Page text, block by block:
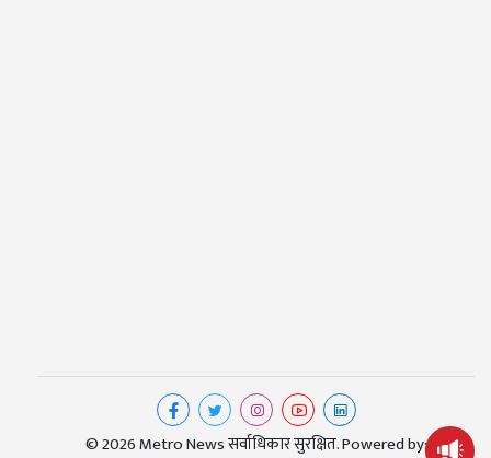
© 2026 Metro News सर्वाधिकार सुरक्षित. Powered by: